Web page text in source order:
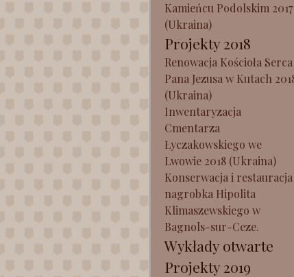
Kamieńcu Podolskim 2017
(Ukraina)
Projekty 2018
Renowacja Kościoła Serca
Pana Jezusa w Kutach
(Ukraina)
Inwentaryzacja
Cmentarza
Łyczakowskiego we
Lwowie 2018 (Ukraina)
Konserwacja i restauracja
nagrobka Hipolita
Klimaszewskiego w
Bagnols-sur-Ceze.
Wykłady otwarte
Projekty 2019